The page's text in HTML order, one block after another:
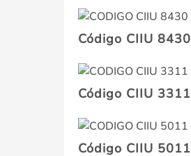
Código CIIU 8430
Código CIIU 3311
Código CIIU 5011